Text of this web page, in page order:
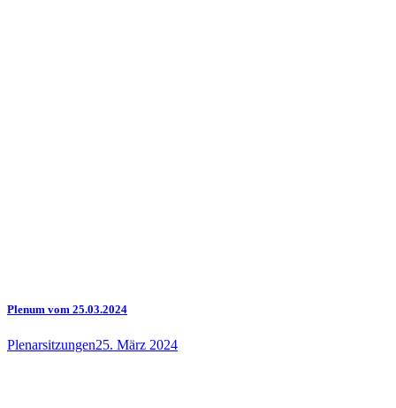
Plenum vom 25.03.2024
Plenarsitzungen25. März 2024